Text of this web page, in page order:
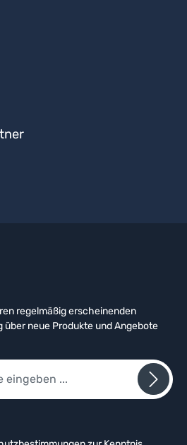
regelmäßig erscheinenden
neue Produkte und Angebote